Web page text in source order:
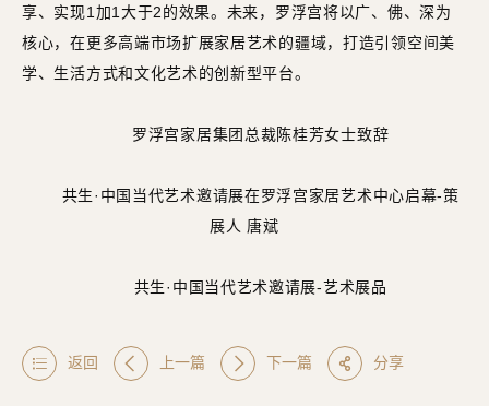
享、实现1加1大于2的效果。未来，罗浮宫将以广、佛、深为
核心，在更多高端市场扩展家居艺术的疆域，打造引领空间美
学、生活方式和文化艺术的创新型平台。
罗浮宫家居集团总裁陈桂芳女士致辞
共生·中国当代艺术邀请展在罗浮宫家居艺术中心启幕-策
展人 唐斌
共生·中国当代艺术邀请展-艺术展品
返回 上一篇 下一篇 分享